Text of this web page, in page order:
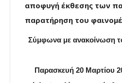
αποφυγή έκθεσης των
παρατήρηση του
Σύμφωνα με ανακοίνωση
Παρασκευή 20 Μαρτίου